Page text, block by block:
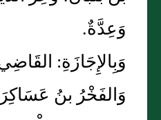
وَعِدَّةٌ.
وَبِالإِجَازَةِ:
وَالفَخْرُ بنُ